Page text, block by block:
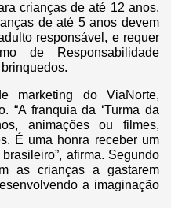
crianças de até 12 anos.
de até 5 anos devem
responsável, e requer
de Responsabilidade
marketing do ViaNorte,
“A franquia da ‘Turma da
animações ou filmes,
É uma honra receber um
afirma. Segundo
as crianças a gastarem
a imaginação